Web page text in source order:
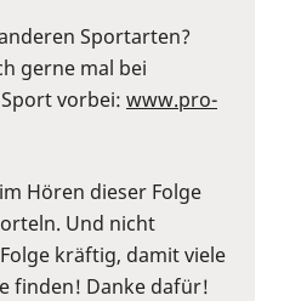
Sportarten?
gerne mal bei
vorbei: ⁠www.pro-
Hören dieser Folge
Und nicht
kräftig, damit viele
finden! Danke dafür!